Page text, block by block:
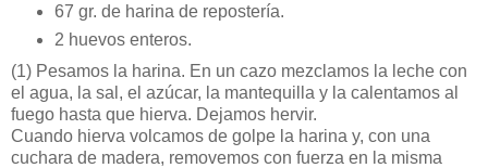
67 gr. de harina de repostería.
2 huevos enteros.
(1) Pesamos la harina. En un cazo mezclamos la leche con
el agua, la sal, el azúcar, la mantequilla y la calentamos al
fuego hasta que hierva. Dejamos hervir.
Cuando hierva volcamos de golpe la harina y, con una
cuchara de madera, removemos con fuerza en la misma